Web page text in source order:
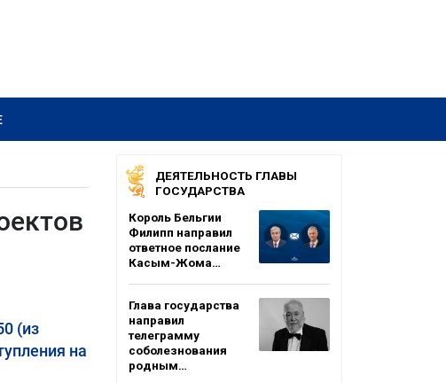
(из
на
ДЕЯТЕЛЬНОСТЬ ГЛАВЫ
ГОСУДАРСТВА
Король Бельгии
Филипп направил
ответное послание
Касым-Жома…
Глава государства
направил
телеграмму
соболезнования
родным…